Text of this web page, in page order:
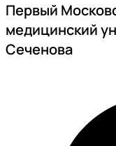
Первый
медицинский
Сеченова